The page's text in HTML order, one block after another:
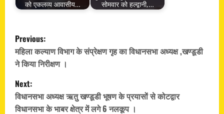
को एकलव्य आवासीय…
सोमवार को हल्द्वानी,…
P
o
s
t
Previous:
महिला कल्याण विभाग के संप्रेक्षण गृह का विधानसभा अध्यक्ष ,खण्डूडी
ने किया निरीक्षण ।
Next:
विधानसभा अध्यक्ष ऋतु खण्डूडी भूषण के प्रयासों से कोटद्वार
विधानसभा के भाबर क्षेत्र में लगे 6 नलकूप ।